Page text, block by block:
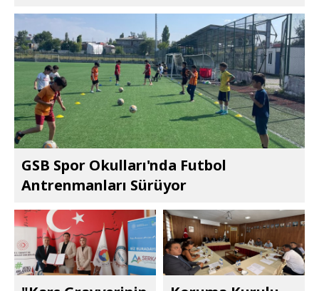
GSB Spor Okulları'nda Futbol
Antrenmanları Sürüyor